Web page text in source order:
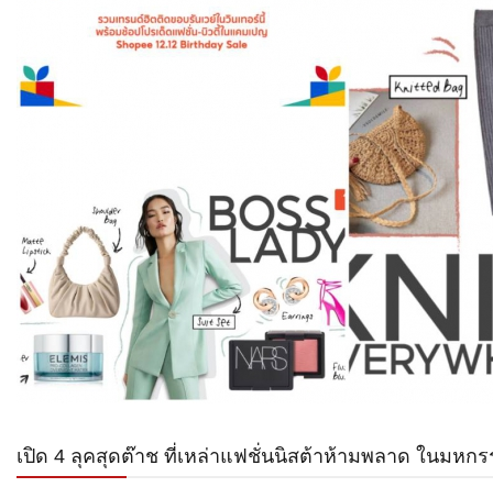
เปิด 4 ลุคสุดต๊าช ที่เหล่าแฟชั่นนิสต้าห้ามพลาด ในมหกร